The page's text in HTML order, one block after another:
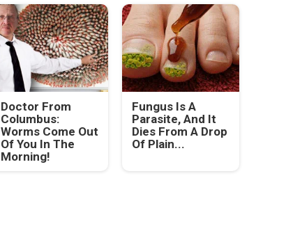
Doctor From
Columbus:
Worms Come Out
Of You In The
Morning!
Fungus Is A
Parasite, And It
Dies From A Drop
Of Plain...